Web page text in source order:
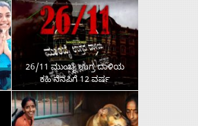
26/11 ಮುಂಬೈ ಉಗ್ರ ದಾಳಿಯ
ಕಹಿ ನೆನಪಿಗೆ 12 ವರ್ಷ